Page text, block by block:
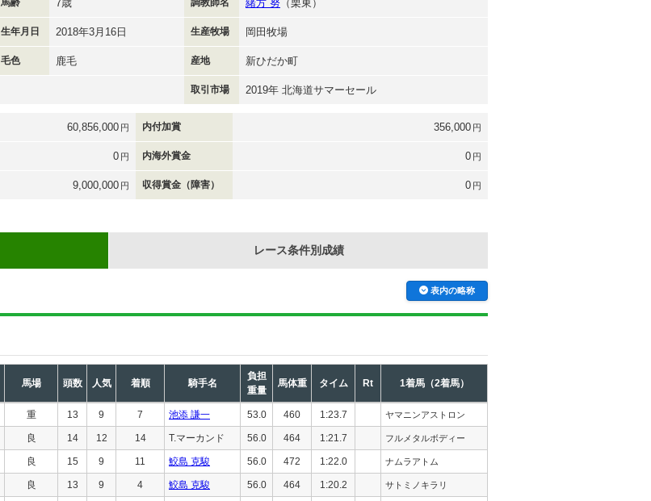
馬齢 7歳 調教師名 緒方 努 （栗東）
生年月日 2018年3月16日 生産牧場 岡田牧場
毛色 鹿毛 産地 新ひだか町
取引市場 2019年 北海道サマーセール
60,856,000 円 内付加賞 356,000 円
0 円 内海外賞金 0 円
9,000,000 円 収得賞金（障害） 0 円
レース条件別成績
表内の略称
馬場 頭数 人気 着順 騎手名
負担
重量
馬体重 タイム Rt 1着馬（2着馬）
重 13 9 7 池添 謙一 53.0 460 1:23.7 ヤマニンアストロン
良 14 12 14 T.マーカンド 56.0 464 1:21.7 フルメタルボディー
良 15 9 11 鮫島 克駿 56.0 472 1:22.0 ナムラアトム
良 13 9 4 鮫島 克駿 56.0 464 1:20.2 サトミノキラリ